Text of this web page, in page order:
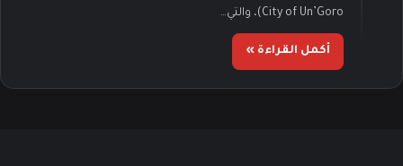
City of Un’Goro)، والتي…
أكمل القراءة »